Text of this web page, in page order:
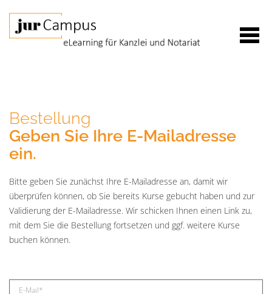
Bestellung
Geben Sie Ihre E-Mailadresse
ein.
Bitte geben Sie zunächst Ihre E-Mailadresse an, damit wir
überprüfen können, ob Sie bereits Kurse gebucht haben und zur
Validierung der E-Mailadresse. Wir schicken Ihnen einen Link zu,
mit dem Sie die Bestellung fortsetzen und ggf. weitere Kurse
buchen können.